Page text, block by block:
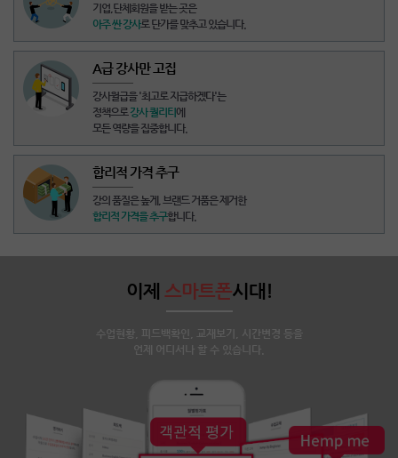
기업,단체회원을 받는 곳은
아주 싼 강사로 단가를 맞추고 있습니다.
A급 강사만 고집
강사월급을'최고로 지급하겠다'는
정책으로 강사 퀄리티에
모든 역량을 집중합니다.
합리적 가격 추구
강의 품질은 높게, 브랜드 거품은 제거한
합리적 가격을 추구합니다.
이제 스마트폰시대!
수업현황, 피드백확인, 교재보기, 시간변경 등을
언제 어디서나 할 수 있습니다.